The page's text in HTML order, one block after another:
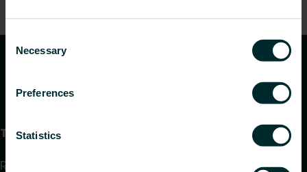
Consent
Selection
Necessary
Preferences
Statistics
Tooted
Radiaatorid ja vannitoaradiaatorid